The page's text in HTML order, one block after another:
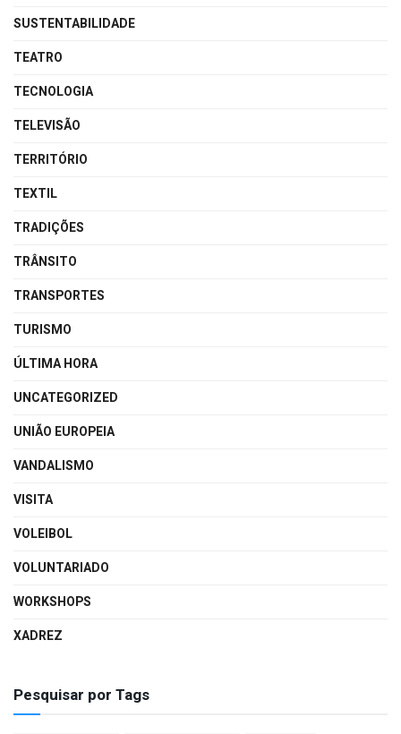
SUSTENTABILIDADE
TEATRO
TECNOLOGIA
TELEVISÃO
TERRITÓRIO
TEXTIL
TRADIÇÕES
TRÂNSITO
TRANSPORTES
TURISMO
ÚLTIMA HORA
UNCATEGORIZED
UNIÃO EUROPEIA
VANDALISMO
VISITA
VOLEIBOL
VOLUNTARIADO
WORKSHOPS
XADREZ
Pesquisar por Tags